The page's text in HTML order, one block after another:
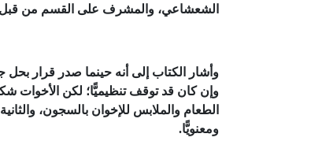
الشعشاعي، والمشرف على القسم من قبل
وإن كان قد توقف تنظيميًّا؛ لكن الأخوات
الطعام والملابس للإخوان بالسجون،
ومعنويًّا.